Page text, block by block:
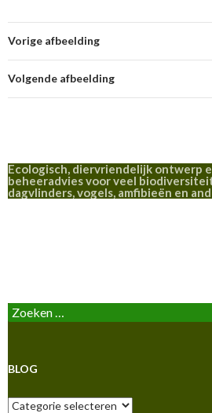
Vorige afbeelding
Volgende afbeelding
Ecologisch, diervriendelijk ontwerp
beheeradvies voor veel
dagvlinders, vogels, amfibieën en
Zoeken
naar:
BLOG
Blog